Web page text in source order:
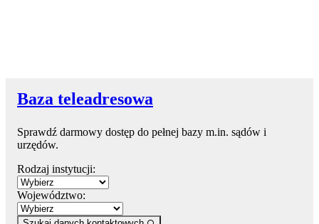
Baza teleadresowa
Sprawdź darmowy dostęp do pełnej bazy m.in. sądów i
urzędów.
Rodzaj instytucji:
Województwo: